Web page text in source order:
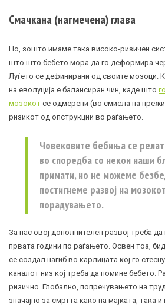
Смачкана (нагмечена) глава
Но, зошто имаме така високо-ризичен
што што бебето мора да го деформира
Луѓето се дефинирани од своите мозоци.
на еволуција е балансиран чин, каде што
мозокот се одмерени (во смисла на
ризикот од опструкции во раѓањето.
Човековите бебиња се
во споредба со некои наши
примати, но не можеме
постигнеме развој на
порадувањето.
За нас овој дополнителен развој треба
првата години по раѓањето. Освен тоа,
се создал нагиб во карлицата кој го
каналот низ кој треба да помине бебето.
ризично. Глобално, попречувањето на
значајно за смртта како на мајката, така